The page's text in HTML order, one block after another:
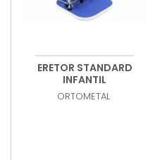
ERETOR STANDARD
INFANTIL
ORTOMETAL